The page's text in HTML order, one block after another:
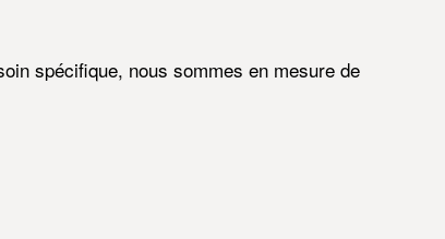
spécifique, nous sommes en mesure de